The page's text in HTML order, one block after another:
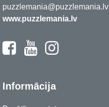
puzzlemania@puzzlemania.lv
www.puzzlemania.lv
Informācija